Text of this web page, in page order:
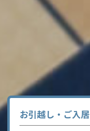
お引越し・ご入居